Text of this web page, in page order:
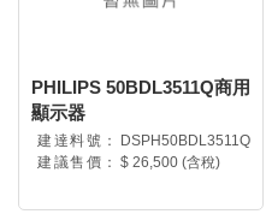
PHILIPS 50BDL3511Q商用
顯示器
建達料號：
DSPH50BDL3511Q
建議售價： $ 26,500 (含稅)